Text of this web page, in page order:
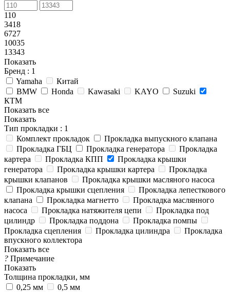
110
3418
6727
10035
13343
Показать
Бренд : 1
Yamaha
Китай
BMW
Honda Kawasaki KAYO
Suzuki
КТМ
Показать все
Показать
Тип прокладки : 1
Комплект прокладок
Прокладка выпускного клапана
Прокладка ГБЦ
Прокладка генератора
Прокладка
картера
Прокладка КПП
Прокладка крышки
генератора
Прокладка крышки картера
Прокладка
крышки клапанов
Прокладка крышки масляного насоса
Прокладка крышки сцепления
Прокладка лепесткового
клапана
Прокладка магнетто
Прокладка маслянного
насоса
Прокладка натяжителя цепи
Прокладка под
цилиндр
Прокладка поддона
Прокладка помпы
Прокладка сцепления
Прокладка цилиндра
Прокладка
впускного коллектора
Показать все
? Примечание
Показать
Толщина прокладки, мм
0,25 мм
0,5 мм